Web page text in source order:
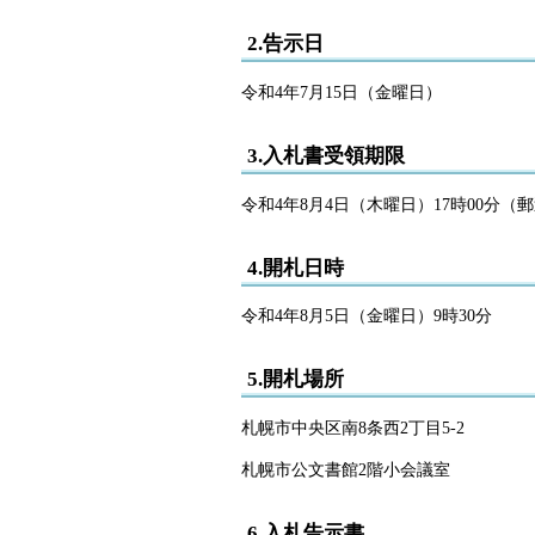
2.告示日
令和4年7月15日（金曜日）
3.入札書受領期限
令和4年8月4日（木曜日）17時00分（
4.開札日時
令和4年8月5日（金曜日）9時30分
5.開札場所
札幌市中央区南8条西2丁目5-2
札幌市公文書館2階小会議室